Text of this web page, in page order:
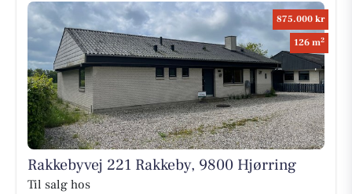
875.000 kr
126 m2
Rakkebyvej 221 Rakkeby, 9800 Hjørring
Til salg hos